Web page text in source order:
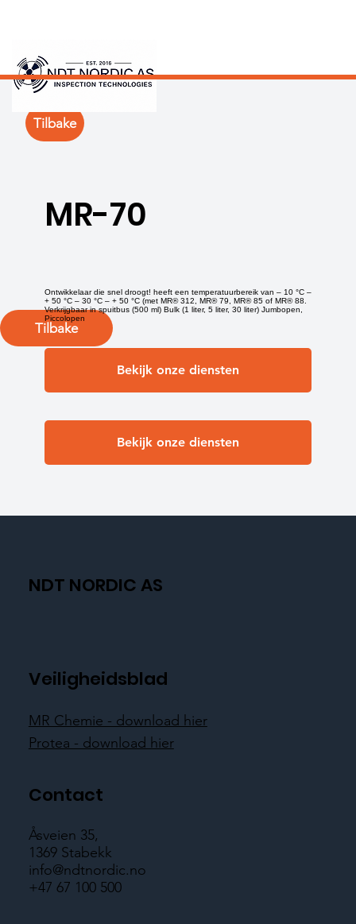
Tilbake
MR-70
Ontwikkelaar die snel droogt! heeft een temperatuurbereik van – 10 °C –
+ 50 °C – 30 °C – + 50 °C (met MR® 312, MR® 79, MR® 85 of MR® 88.
Verkrijgbaar in spuitbus (500 ml) Bulk (1 liter, 5 liter, 30 liter) Jumbopen,
Piccolopen
Bekijk onze diensten
Bekijk onze diensten
Tilbake
NDT NORDIC AS
Veiligheidsblad
MR Chemie - download hier
Protea - download hier
Contact
Åsveien 35,
1369 Stabekk
info@ndtnordic.no
+47 67 100 500